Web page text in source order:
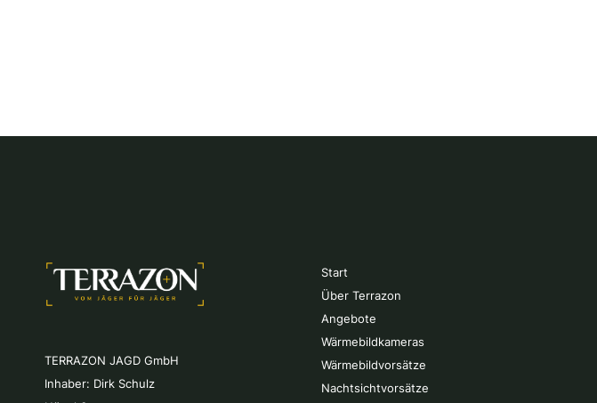
TERRAZON JAGD GmbH
Inhaber: Dirk Schulz
Start
Über Terrazon
Angebote
Wärmebildkameras
Wärmebildvorsätze
Nachtsichtvorsätze